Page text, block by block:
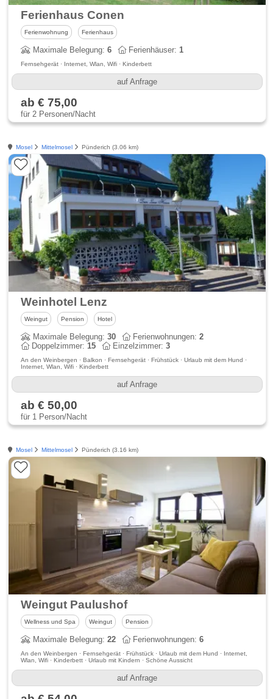
Ferienhaus Conen
Ferienwohnung Ferienhaus
Maximale Belegung:6 Ferienhäuser:1
Fernsehgerät · Internet, Wlan, Wifi · Kinderbett
auf Anfrage
ab € 75,00
für 2 Personen/Nacht
Mosel Mittelmosel Pünderich (3.06 km)
Weinhotel Lenz
Weingut Pension Hotel
Maximale Belegung:30 Ferienwohnungen:2
Doppelzimmer:15 Einzelzimmer:3
An den Weinbergen · Balkon · Fernsehgerät · Frühstück · Urlaub mit dem Hund ·
Internet, Wlan, Wifi · Kinderbett
auf Anfrage
ab € 50,00
für 1 Person/Nacht
Mosel Mittelmosel Pünderich (3.16 km)
Weingut Paulushof
Wellness und Spa Weingut Pension
Maximale Belegung:22 Ferienwohnungen:6
An den Weinbergen · Fernsehgerät · Frühstück · Urlaub mit dem Hund · Internet,
Wlan, Wifi · Kinderbett · Urlaub mit Kindern · Schöne Aussicht
auf Anfrage